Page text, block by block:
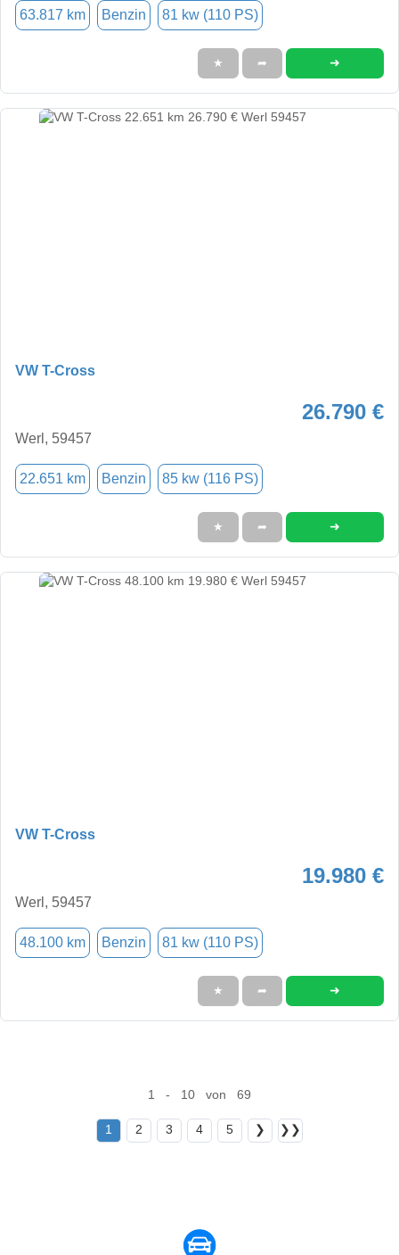
63.817 km Benzin 81 kw (110 PS)
★ ➦ ➜
VW T-Cross
26.790 €
Werl, 59457
22.651 km Benzin 85 kw (116 PS)
★ ➦ ➜
VW T-Cross
19.980 €
Werl, 59457
48.100 km Benzin 81 kw (110 PS)
★ ➦ ➜
1 - 10 von 69
1 2 3 4 5 ❯ ❯❯